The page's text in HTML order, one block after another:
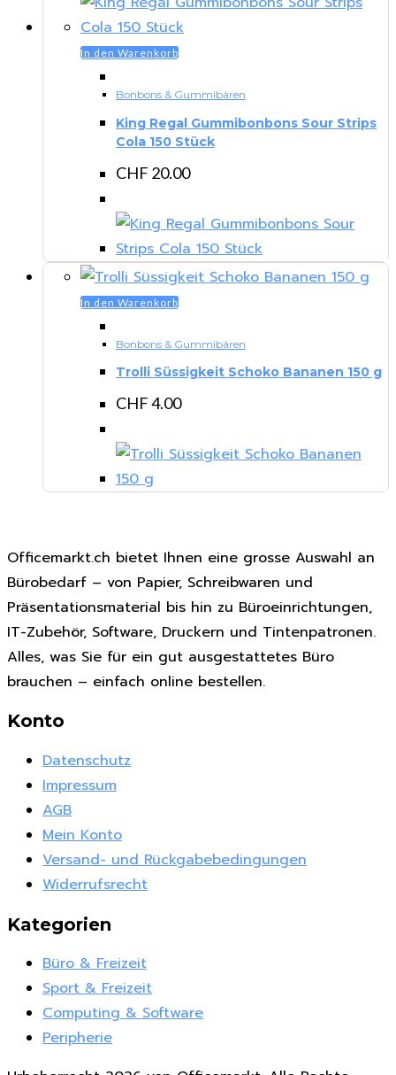
In den Warenkorb
Bonbons & Gummibären
King Regal Gummibonbons Sour Strips
Cola 150 Stück
CHF 20.00
In den Warenkorb
Bonbons & Gummibären
Trolli Süssigkeit Schoko Bananen 150 g
CHF4.00
Officemarkt.ch bietet Ihnen eine grosse Auswahl an
Bürobedarf – von Papier, Schreibwaren und
Präsentationsmaterial bis hin zu Büroeinrichtungen,
IT-Zubehör, Software, Druckern und Tintenpatronen.
Alles, was Sie für ein gut ausgestattetes Büro
brauchen – einfach online bestellen.
Konto
Datenschutz
Impressum
AGB
Mein Konto
Versand- und Rückgabebedingungen
Widerrufsrecht
Kategorien
Büro & Freizeit
Sport & Freizeit
Computing & Software
Peripherie